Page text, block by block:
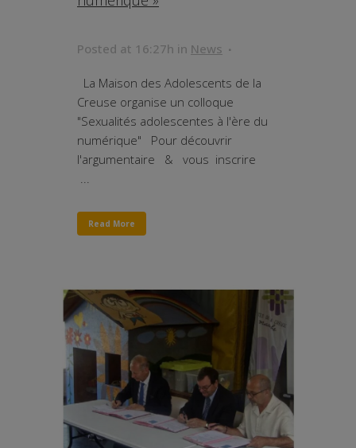
Posted at 16:27h in News
La Maison des Adolescents de la
Creuse organise un colloque
"Sexualités adolescentes à l'ère du
numérique" Pour découvrir
l'argumentaire & vous inscrire
Read More